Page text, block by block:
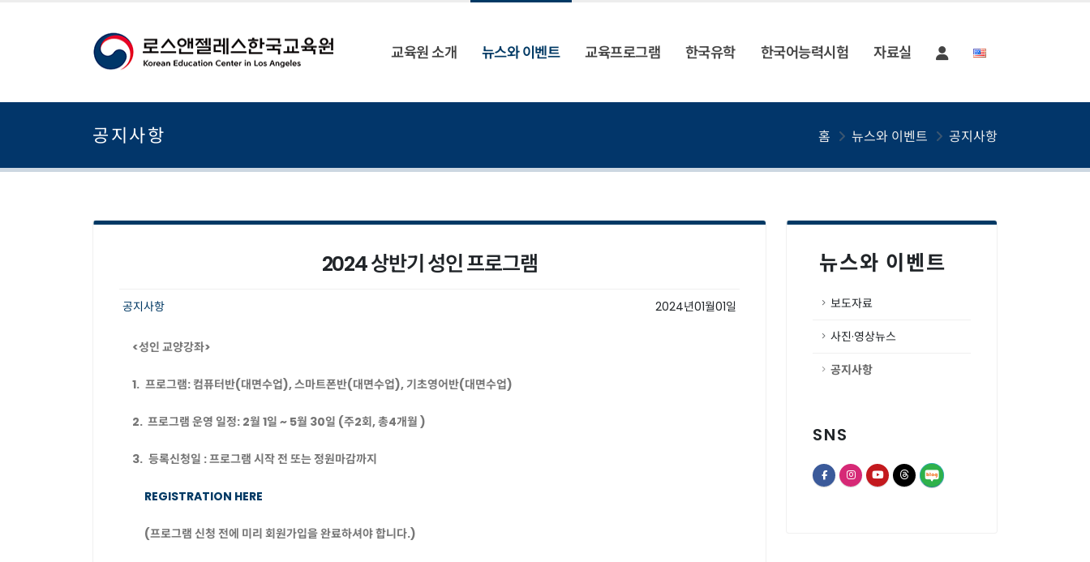
교육원 소개 뉴스와 이벤트 교육프로그램 한국유학 한국어능력시험 자료실
공지사항 홈 뉴스와 이벤트 공지사항
뉴스와 이벤트
보도자료
사진·영상뉴스
공지사항
SNS
opens a new window of Facebook page
opens a new window of Instagram
opens a new window of Youtube
opens a new window of Threads
opens a new window of
2024 상반기 성인 프로그램
공지사항 2024년01월01일
<성인 교양강좌>
1. 프로그램: 컴퓨터반(대면수업), 스마트폰반(대면수업), 기초영어반(대면수업)
2. 프로그램 운영 일정: 2월 1일 ~ 5월 30일 (주2회, 총4개월 )
3. 등록신청일 : 프로그램 시작 전 또는 정원마감까지
REGISTRATION HERE
(프로그램 신청 전에 미리 회원가입을 완료하셔야 합니다.)